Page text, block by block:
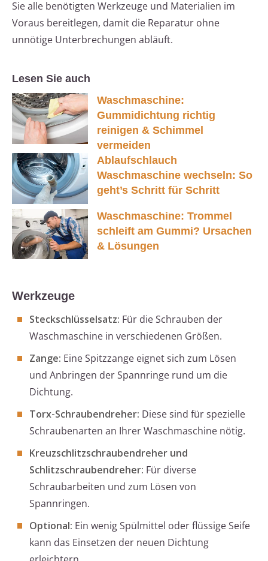
Sie alle benötigten Werkzeuge und Materialien im
Voraus bereitlegen, damit die Reparatur ohne
unnötige Unterbrechungen abläuft.
Lesen Sie auch
Waschmaschine:
Gummidichtung richtig
reinigen & Schimmel
vermeiden
Ablaufschlauch
Waschmaschine wechseln: So
geht’s Schritt für Schritt
Waschmaschine: Trommel
schleift am Gummi? Ursachen
& Lösungen
Werkzeuge
Steckschlüsselsatz: Für die Schrauben der
Waschmaschine in verschiedenen Größen.
Zange: Eine Spitzzange eignet sich zum Lösen
und Anbringen der Spannringe rund um die
Dichtung.
Torx-Schraubendreher: Diese sind für spezielle
Schraubenarten an Ihrer Waschmaschine nötig.
Kreuzschlitzschraubendreher und
Schlitzschraubendreher: Für diverse
Schraubarbeiten und zum Lösen von
Spannringen.
Optional: Ein wenig Spülmittel oder flüssige Seife
kann das Einsetzen der neuen Dichtung